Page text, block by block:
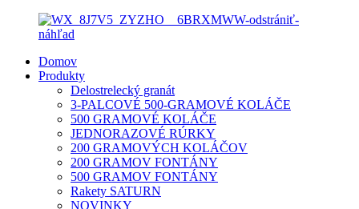
Domov
Produkty
Delostrelecký granát
3-PALCOVÉ 500-GRAMOVÉ KOLÁČE
500 GRAMOVÉ KOLÁČE
JEDNORAZOVÉ RÚRKY
200 GRAMOVÝCH KOLÁČOV
200 GRAMOV FONTÁNY
500 GRAMOV FONTÁNY
Rakety SATURN
NOVINKY